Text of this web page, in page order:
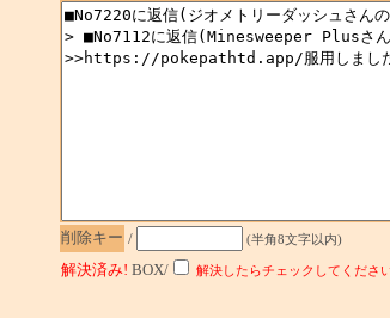
削除キー / (半角8文字以内)
解決済み! BOX/ 解決したらチェックしてくださ